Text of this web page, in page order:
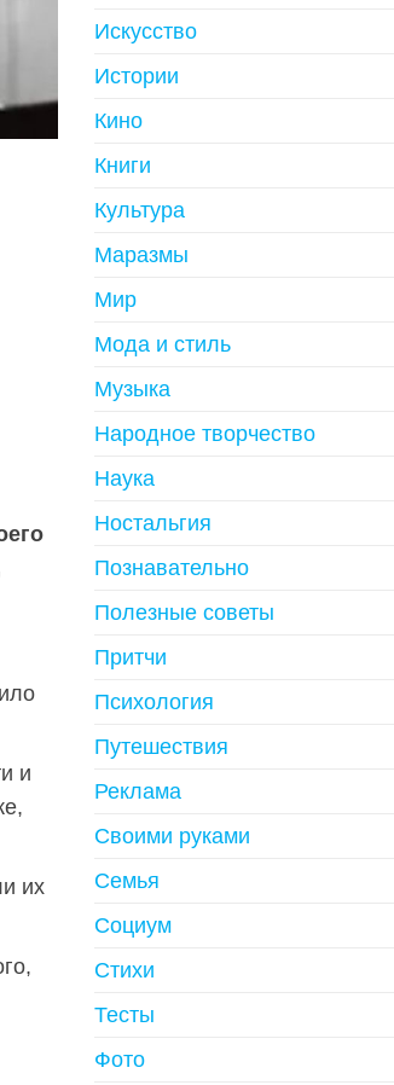
и
их
Искусство
Истории
Кино
Книги
Культура
Маразмы
Мир
Мода и стиль
Музыка
Народное творчество
Наука
Ностальгия
Познавательно
Полезные советы
Притчи
Психология
Путешествия
Реклама
Своими руками
Семья
Социум
Стихи
Тесты
Фото